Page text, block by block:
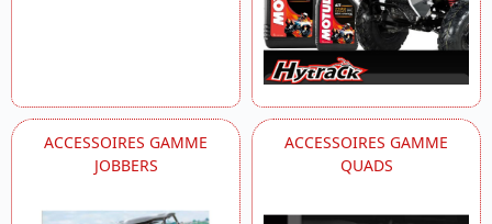
ACCESSOIRES GAMME
JOBBERS
ACCESSOIRES GAMME
QUADS